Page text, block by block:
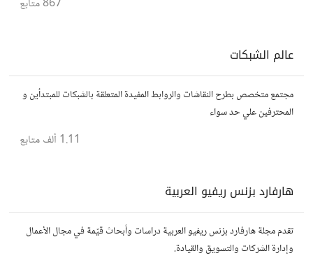
867متابع
عالم الشبكات
مجتمع متخصص بطرح النقاشات والروابط المفيدة المتعلقة بالشبكات للمبتدأين و
المحترفين علي حد سواء
1.11 ألف متابع
هارفارد بزنس ريفيو العربية
تقدم مجلة هارفارد بزنس ريفيو العربية دراسات وأبحاث قيّمة في مجال الأعمال
وإدارة الشركات والتسويق والقيادة.